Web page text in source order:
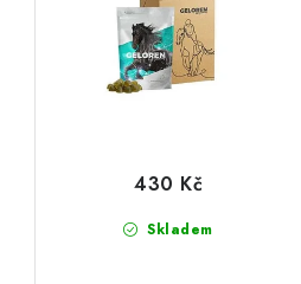
Skladem
430 Kč